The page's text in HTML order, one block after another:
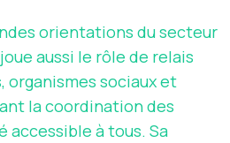
orientations du secteur
aussi le rôle de relais
organismes sociaux et
la coordination des
accessible à tous. Sa